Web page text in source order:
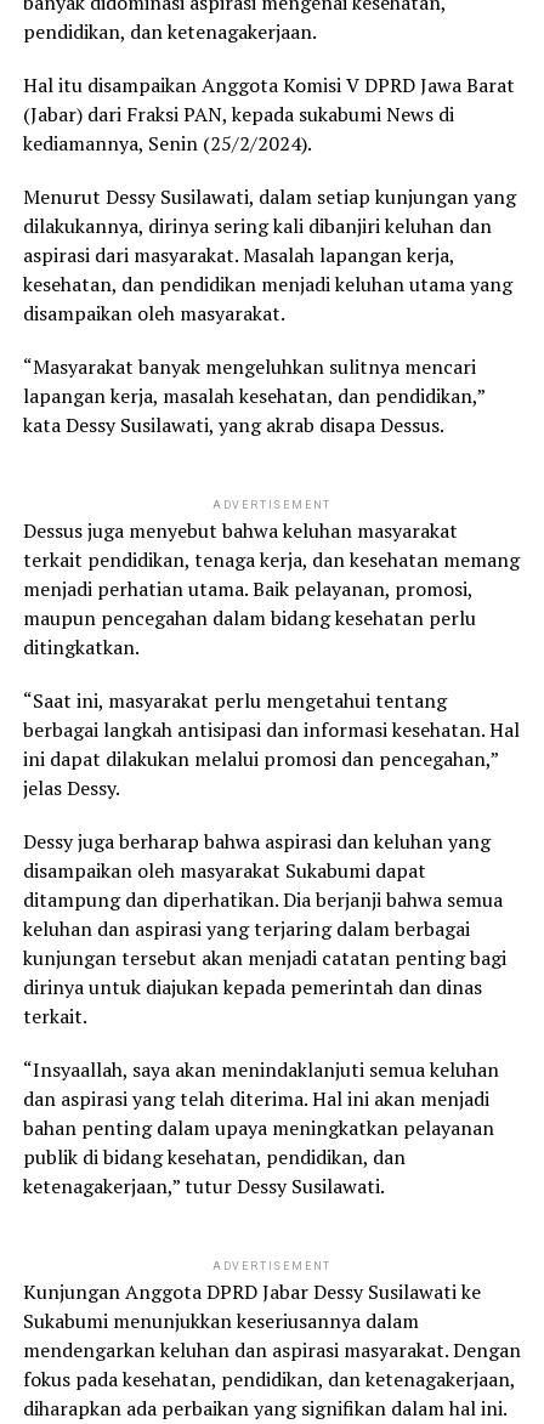
pendidikan, dan ketenagakerjaan.
Hal itu disampaikan Anggota Komisi V DPRD Jawa Barat
(Jabar) dari Fraksi PAN, kepada sukabumi News di
kediamannya, Senin (25/2/2024).
Menurut Dessy Susilawati, dalam setiap kunjungan yang
dilakukannya, dirinya sering kali dibanjiri keluhan dan
aspirasi dari masyarakat. Masalah lapangan kerja,
kesehatan, dan pendidikan menjadi keluhan utama yang
disampaikan oleh masyarakat.
“Masyarakat banyak mengeluhkan sulitnya mencari
lapangan kerja, masalah kesehatan, dan pendidikan,”
kata Dessy Susilawati, yang akrab disapa Dessus.
ADVERTISEMENT
Dessus juga menyebut bahwa keluhan masyarakat
terkait pendidikan, tenaga kerja, dan kesehatan memang
menjadi perhatian utama. Baik pelayanan, promosi,
maupun pencegahan dalam bidang kesehatan perlu
ditingkatkan.
“Saat ini, masyarakat perlu mengetahui tentang
berbagai langkah antisipasi dan informasi kesehatan. Hal
ini dapat dilakukan melalui promosi dan pencegahan,”
jelas Dessy.
Dessy juga berharap bahwa aspirasi dan keluhan yang
disampaikan oleh masyarakat Sukabumi dapat
ditampung dan diperhatikan. Dia berjanji bahwa semua
keluhan dan aspirasi yang terjaring dalam berbagai
kunjungan tersebut akan menjadi catatan penting bagi
dirinya untuk diajukan kepada pemerintah dan dinas
terkait.
“Insyaallah, saya akan menindaklanjuti semua keluhan
dan aspirasi yang telah diterima. Hal ini akan menjadi
bahan penting dalam upaya meningkatkan pelayanan
publik di bidang kesehatan, pendidikan, dan
ketenagakerjaan,” tutur Dessy Susilawati.
ADVERTISEMENT
Kunjungan Anggota DPRD Jabar Dessy Susilawati ke
Sukabumi menunjukkan keseriusannya dalam
mendengarkan keluhan dan aspirasi masyarakat. Dengan
fokus pada kesehatan, pendidikan, dan ketenagakerjaan,
diharapkan ada perbaikan yang signifikan dalam hal ini.